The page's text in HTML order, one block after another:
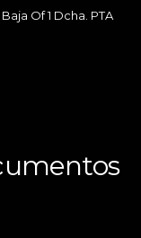
Of 1 Dcha. PTA